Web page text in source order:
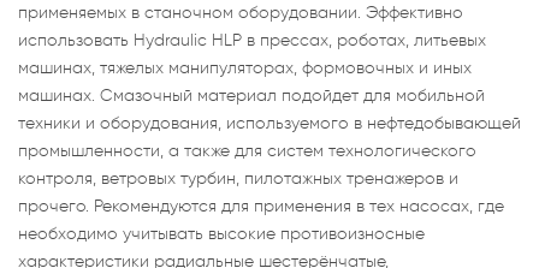
применяемых в станочном оборудовании. Эффективно
использовать Hydraulic HLP в прессах, роботах, литьевых
машинах, тяжелых манипуляторах, формовочных и иных
машинах. Смазочный материал подойдет для мобильной
техники и оборудования, используемого в нефтедобывающей
промышленности, а также для систем технологического
контроля, ветровых турбин, пилотажных тренажеров и
прочего. Рекомендуются для применения в тех насосах, где
необходимо учитывать высокие противоизносные
характеристики радиальные шестерёнчатые,